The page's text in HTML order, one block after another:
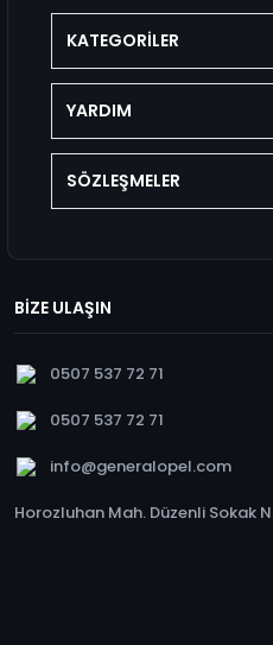
KATEGORİLER
YARDIM
SÖZLEŞMELER
BİZE ULAŞIN
0507 537 72 71
0507 537 72 71
info@generalopel.com
Horozluhan Mah. Düzenli Sokak